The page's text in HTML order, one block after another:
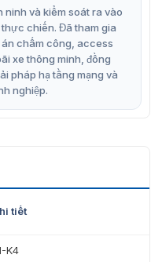
độc lập.
giải 4K.
lý mạng dễ dàng.
mặt, với 20.000 ảnh
nối HDD (tối đa 10TB
ninh và kiểm soát ra vào
chiến. Đã tham gia
chấm công, access
xe thông minh, đồng
pháp hạ tầng mạng và
nghiệp.
tiết
K4